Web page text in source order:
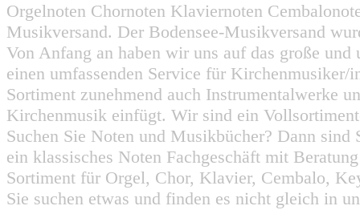
Orgelnoten Chornoten Klaviernoten
Musikversand. Der Bodensee-Musikversand
Von Anfang an haben wir uns auf das große
einen umfassenden Service für
Sortiment zunehmend auch Instrumentalwerke
Kirchenmusik einfügt. Wir sind ein
Suchen Sie Noten und Musikbücher? Dann
ein klassisches Noten Fachgeschäft mit
Sortiment für Orgel, Chor, Klavier, Cembalo,
Sie suchen etwas und finden es nicht gleich in